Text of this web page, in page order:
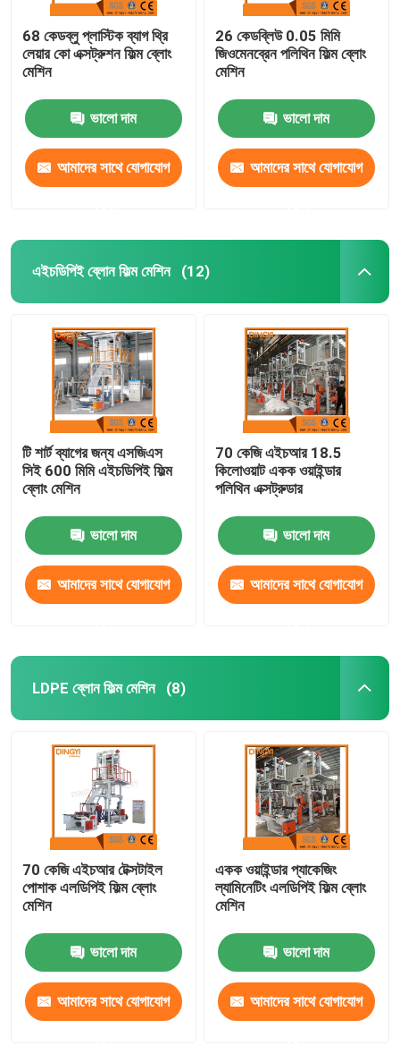
68 কেডব্লু প্লাস্টিক ব্যাগ থ্রি
লেয়ার কো এক্সট্রুশন ফিল্ম ব্লোং
মেশিন
ভালো দাম
আমাদের সাথে যোগাযোগ
26 কেডব্লিউ 0.05 মিমি
জিওমেনব্রেন পলিথিন ফিল্ম ব্লোং
মেশিন
ভালো দাম
আমাদের সাথে যোগাযোগ
এইচডিপিই ব্লোন ফিল্ম মেশিন (12)
টি শার্ট ব্যাগের জন্য এসজিএস
সিই 600 মিমি এইচডিপিই ফিল্ম
ব্লোং মেশিন
ভালো দাম
আমাদের সাথে যোগাযোগ
70 কেজি এইচআর 18.5
কিলোওয়াট একক ওয়াইন্ডার
পলিথিন এক্সট্রুডার
ভালো দাম
আমাদের সাথে যোগাযোগ
LDPE ব্লোন ফিল্ম মেশিন (8)
70 কেজি এইচআর টেক্সটাইল
পোশাক এলডিপিই ফিল্ম ব্লোং
মেশিন
ভালো দাম
আমাদের সাথে যোগাযোগ
একক ওয়াইন্ডার প্যাকেজিং
ল্যামিনেটিং এলডিপিই ফিল্ম ব্লোং
মেশিন
ভালো দাম
আমাদের সাথে যোগাযোগ